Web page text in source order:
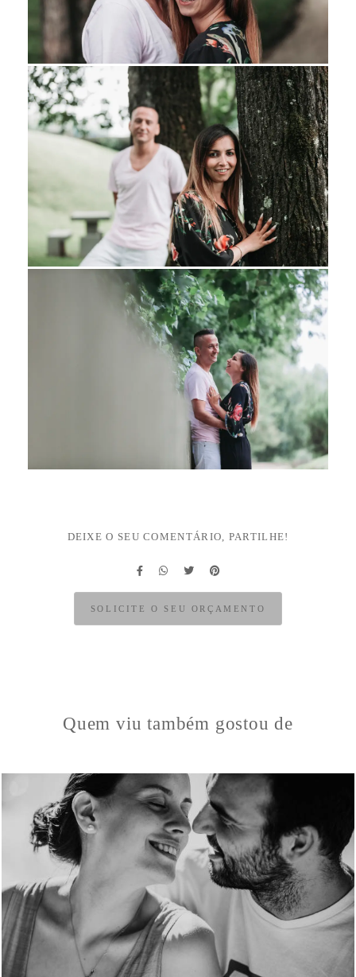
DEIXE O SEU COMENTÁRIO, PARTILHE!
SOLICITE O SEU ORÇAMENTO
Quem viu também gostou de
63